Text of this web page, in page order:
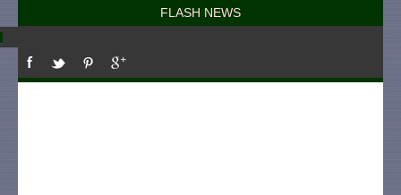
FLASH NEWS